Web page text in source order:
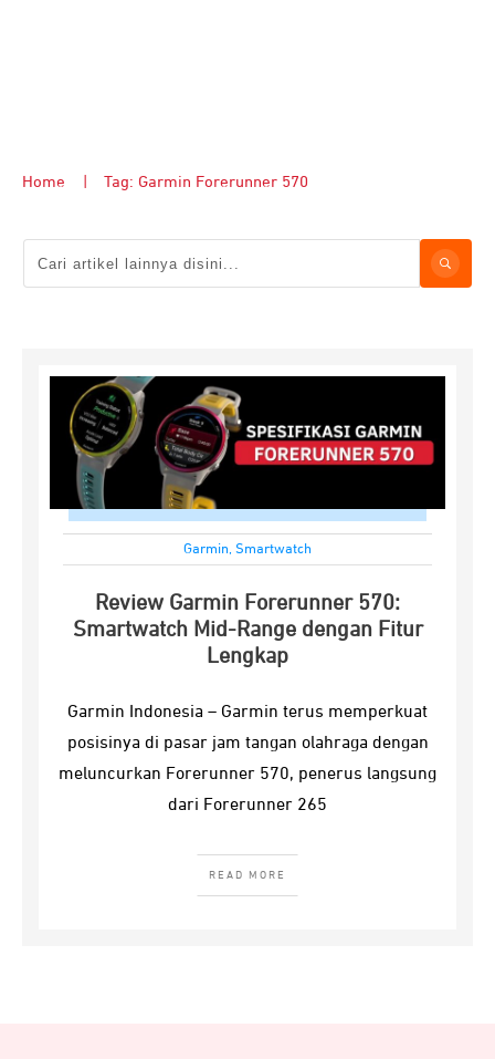
Home Tag: Garmin Forerunner 570
Garmin, Smartwatch
Review Garmin Forerunner 570:
Smartwatch Mid-Range dengan Fitur
Lengkap
Garmin Indonesia – Garmin terus memperkuat
posisinya di pasar jam tangan olahraga dengan
meluncurkan Forerunner 570, penerus langsung
dari Forerunner 265
READ MORE